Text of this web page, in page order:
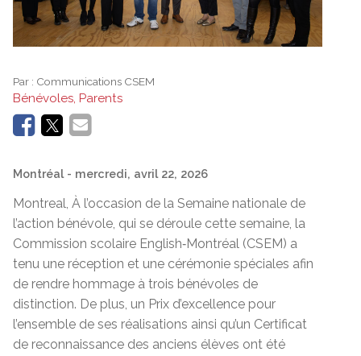
Par : Communications CSEM
Bénévoles, Parents
Montréal - mercredi, avril 22, 2026
Montreal, À l’occasion de la Semaine nationale de
l’action bénévole, qui se déroule cette semaine, la
Commission scolaire English‑Montréal (CSEM) a
tenu une réception et une cérémonie spéciales afin
de rendre hommage à trois bénévoles de
distinction. De plus, un Prix d’excellence pour
l’ensemble de ses réalisations ainsi qu’un Certificat
de reconnaissance des anciens élèves ont été